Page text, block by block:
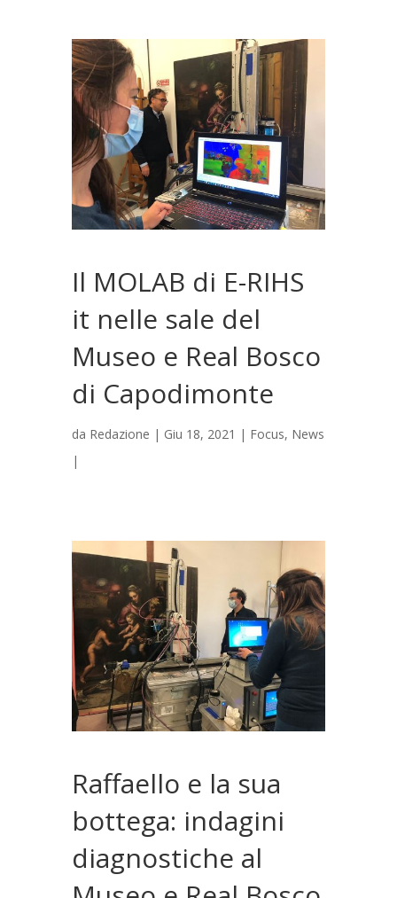
Il MOLAB di E-RIHS
it nelle sale del
Museo e Real Bosco
di Capodimonte
da Redazione | Giu 18, 2021 | Focus, News
|
Raffaello e la sua
bottega: indagini
diagnostiche al